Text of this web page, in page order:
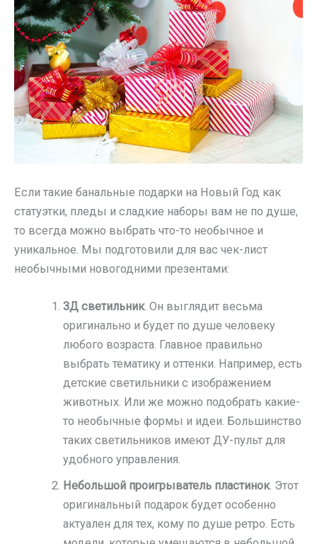
Если такие банальные подарки на Новый Год как
статуэтки, пледы и сладкие наборы вам не по душе,
то всегда можно выбрать что-то необычное и
уникальное. Мы подготовили для вас чек-лист
необычными новогодними презентами:
3Д светильник. Он выглядит весьма
оригинально и будет по душе человеку
любого возраста. Главное правильно
выбрать тематику и оттенки. Например, есть
детские светильники с изображением
животных. Или же можно подобрать какие-
то необычные формы и идеи. Большинство
таких светильников имеют ДУ-пульт для
удобного управления.
Небольшой проигрыватель пластинок. Этот
оригинальный подарок будет особенно
актуален для тех, кому по душе ретро. Есть